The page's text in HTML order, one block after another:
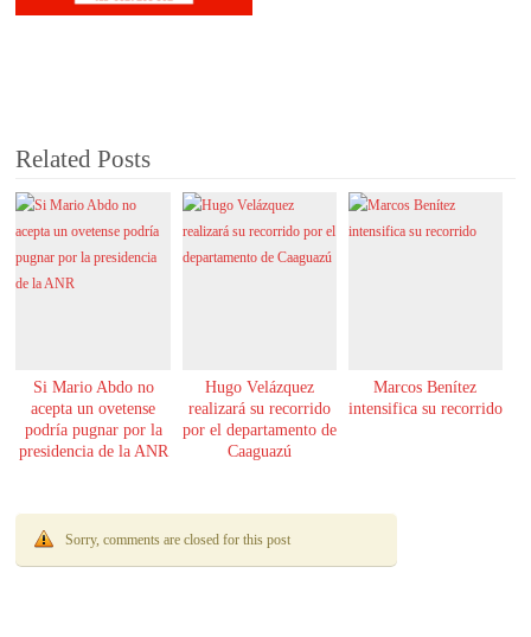
Related Posts
Si Mario Abdo no
acepta un ovetense
podría pugnar por la
presidencia de la ANR
Hugo Velázquez
realizará su recorrido
por el departamento de
Caaguazú
Marcos Benítez
intensifica su recorrido
Sorry, comments are closed for this post